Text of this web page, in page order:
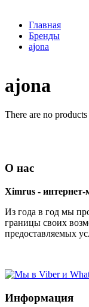
Главная
Бренды
ajona
ajona
There are no
О нас
Ximrus - интернет-
Из года в год мы
границы своих
предоставляемых
Информация